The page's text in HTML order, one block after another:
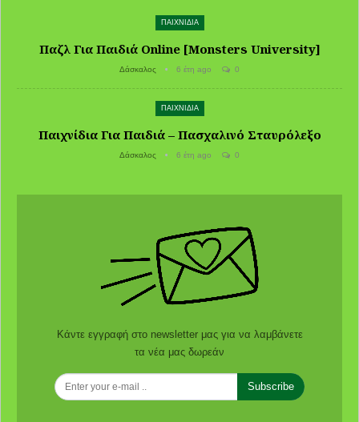
ΠΑΙΧΝΙΔΙΑ
Παζλ Για Παιδιά Online [Monsters University]
Δάσκαλος 6 έτη ago 0
ΠΑΙΧΝΙΔΙΑ
Παιχνίδια Για Παιδιά – Πασχαλινό Σταυρόλεξο
Δάσκαλος 6 έτη ago 0
Κάντε εγγραφή στο newsletter μας για να λαμβάνετε
τα νέα μας δωρεάν
Subscribe